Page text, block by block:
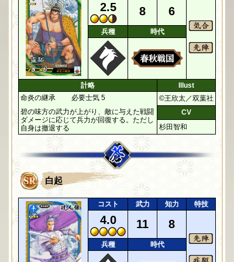
2.5 8 6
兵種 時代
計略
Illust
命炎の継承
必要士気 5
碧の味方の武力が上がり、敵に与えた戦闘
ダメージに応じて兵力が回復する。ただし
自身は撤退する
©王欣太／双葉社
CV
杉田智和
白起
コスト 武力 知力 特技
4.0 11 8
兵種 時代